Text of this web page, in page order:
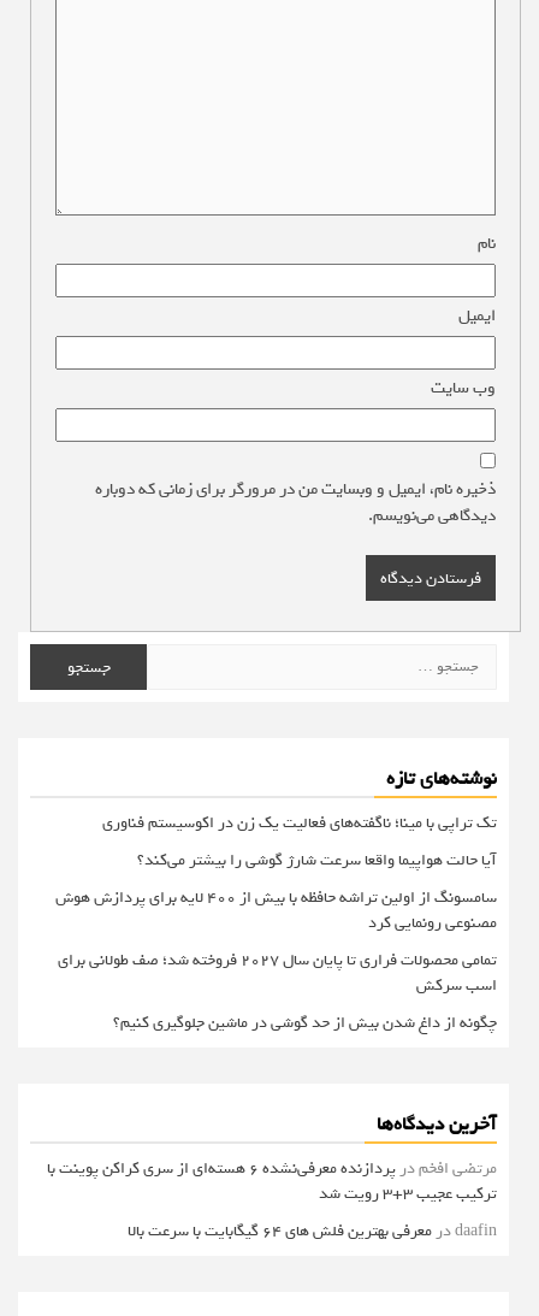
نام
ایمیل
وب‌ سایت
ذخیره نام، ایمیل و وبسایت من در مرورگر برای زمانی که دوباره
دیدگاهی می‌نویسم.
برای:
نوشته‌های تازه
تک تراپی با مینا؛ ناگفته‌های فعالیت یک زن در اکوسیستم فناوری
آیا حالت هواپیما واقعا سرعت شارژ گوشی را بیشتر می‌کند؟
سامسونگ از اولین تراشه حافظه با بیش از ۴۰۰ لایه برای پردازش هوش
مصنوعی رونمایی کرد
تمامی محصولات فراری تا پایان سال ۲۰۲۷ فروخته شد؛ صف طولانی برای
اسب سرکش
چگونه از داغ شدن بیش از حد گوشی در ماشین جلوگیری کنیم؟
آخرین دیدگاه‌ها
مرتضی افخمدر
پردازنده معرفی‌نشده 6 هسته‌ای از سری کراکن پوینت با
ترکیب عجیب 3+3 رویت شد
daafinدرمعرفی بهترین فلش های 64 گیگابایت با سرعت بالا